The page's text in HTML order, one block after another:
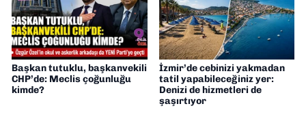
Başkan tutuklu, başkanvekili
CHP’de: Meclis çoğunluğu
kimde?
İzmir’de cebinizi yakmadan
tatil yapabileceğiniz yer:
Denizi de hizmetleri de
şaşırtıyor